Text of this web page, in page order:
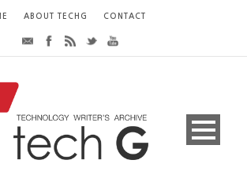
ABOUT TECHG CONTACT